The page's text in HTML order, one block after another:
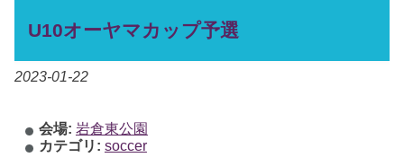
U10オーヤマカップ予選
2023-01-22
会場: 岩倉東公園
カテゴリ: soccer